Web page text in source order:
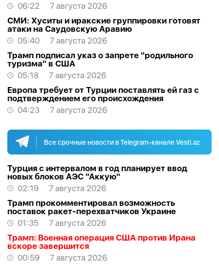
06:22
7 августа 2026
СМИ: Хуситы и иракские группировки готовят
атаки на Саудовскую Аравию
05:40
7 августа 2026
Трамп подписал указ о запрете "родильного
туризма" в США
05:18
7 августа 2026
Европа требует от Турции поставлять ей газ с
подтверждением его происхождения
04:23
7 августа 2026
Все срочные новости в Telegram-канале Vesti.az
Турция с интервалом в год планирует ввод
новых блоков АЭС "Аккую"
02:19
7 августа 2026
Трамп прокомментировал возможность
поставок ракет-перехватчиков Украине
01:35
7 августа 2026
Трамп: Военная операция США против Ирана
вскоре завершится
00:59
7 августа 2026